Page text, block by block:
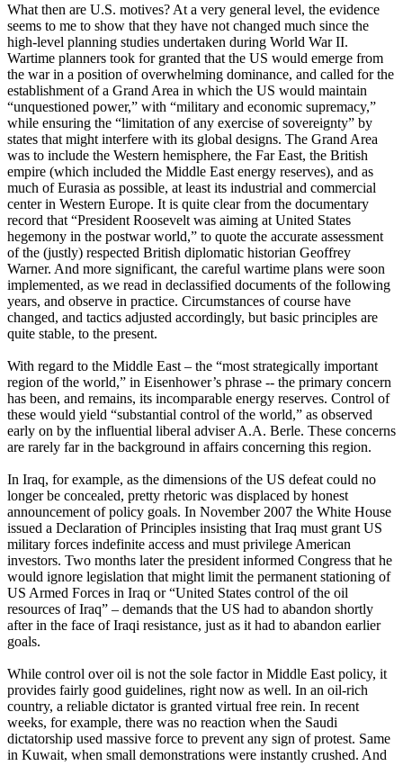
What then are U.S. motives? At a very general level, the evidence
seems to me to show that they have not changed much since the
high-level planning studies undertaken during World War II.
Wartime planners took for granted that the US would emerge from
the war in a position of overwhelming dominance, and called for the
establishment of a Grand Area in which the US would maintain
“unquestioned power,” with “military and economic supremacy,”
while ensuring the “limitation of any exercise of sovereignty” by
states that might interfere with its global designs. The Grand Area
was to include the Western hemisphere, the Far East, the British
empire (which included the Middle East energy reserves), and as
much of Eurasia as possible, at least its industrial and commercial
center in Western Europe. It is quite clear from the documentary
record that “President Roosevelt was aiming at United States
hegemony in the postwar world,” to quote the accurate assessment
of the (justly) respected British diplomatic historian Geoffrey
Warner. And more significant, the careful wartime plans were soon
implemented, as we read in declassified documents of the following
years, and observe in practice. Circumstances of course have
changed, and tactics adjusted accordingly, but basic principles are
quite stable, to the present.
With regard to the Middle East – the “most strategically important
region of the world,” in Eisenhower’s phrase -- the primary concern
has been, and remains, its incomparable energy reserves. Control of
these would yield “substantial control of the world,” as observed
early on by the influential liberal adviser A.A. Berle. These concerns
are rarely far in the background in affairs concerning this region.
In Iraq, for example, as the dimensions of the US defeat could no
longer be concealed, pretty rhetoric was displaced by honest
announcement of policy goals. In November 2007 the White House
issued a Declaration of Principles insisting that Iraq must grant US
military forces indefinite access and must privilege American
investors. Two months later the president informed Congress that he
would ignore legislation that might limit the permanent stationing of
US Armed Forces in Iraq or “United States control of the oil
resources of Iraq” – demands that the US had to abandon shortly
after in the face of Iraqi resistance, just as it had to abandon earlier
goals.
While control over oil is not the sole factor in Middle East policy, it
provides fairly good guidelines, right now as well. In an oil-rich
country, a reliable dictator is granted virtual free rein. In recent
weeks, for example, there was no reaction when the Saudi
dictatorship used massive force to prevent any sign of protest. Same
in Kuwait, when small demonstrations were instantly crushed. And